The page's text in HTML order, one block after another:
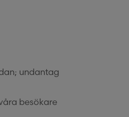
undantag
besökare